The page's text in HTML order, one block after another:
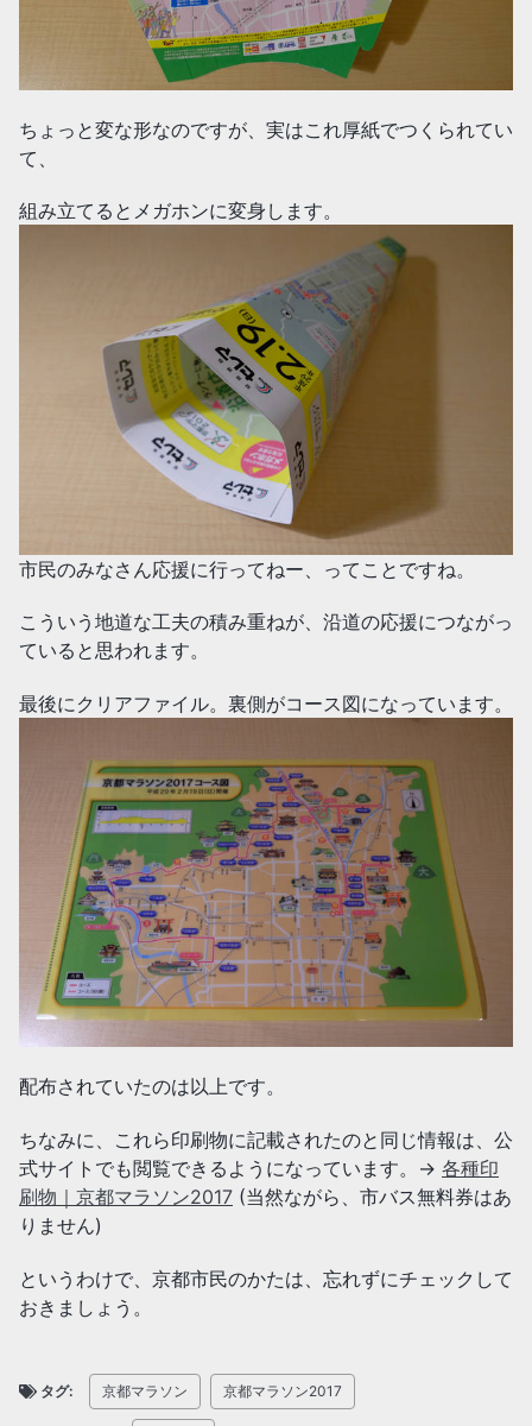
ちょっと変な形なのですが、実はこれ厚紙でつくられてい
て、
組み立てるとメガホンに変身します。
市民のみなさん応援に行ってねー、ってことですね。
こういう地道な工夫の積み重ねが、沿道の応援につながっ
ていると思われます。
最後にクリアファイル。裏側がコース図になっています。
配布されていたのは以上です。
ちなみに、これら印刷物に記載されたのと同じ情報は、公
式サイトでも閲覧できるようになっています。→ 各種印
刷物｜京都マラソン2017 (当然ながら、市バス無料券はあ
りません)
というわけで、京都市民のかたは、忘れずにチェックして
おきましょう。
タグ: 京都マラソン 京都マラソン2017